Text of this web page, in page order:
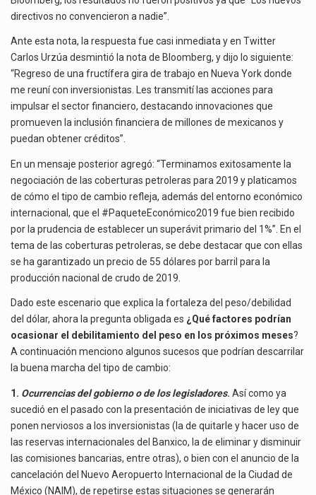
directivos no convencieron a nadie”.
Ante esta nota, la respuesta fue casi inmediata y en Twitter
Carlos Urzúa desmintió la nota de Bloomberg, y dijo lo siguiente:
“Regreso de una fructífera gira de trabajo en Nueva York donde
me reuní con inversionistas. Les transmití las acciones para
impulsar el sector financiero, destacando innovaciones que
promueven la inclusión financiera de millones de mexicanos y
puedan obtener créditos”.
En un mensaje posterior agregó: “Terminamos exitosamente la
negociación de las coberturas petroleras para 2019 y platicamos
de cómo el tipo de cambio refleja, además del entorno económico
internacional, que el #PaqueteEconómico2019 fue bien recibido
por la prudencia de establecer un superávit primario del 1%”. En el
tema de las coberturas petroleras, se debe destacar que con ellas
se ha garantizado un precio de 55 dólares por barril para la
producción nacional de crudo de 2019.
Dado este escenario que explica la fortaleza del peso/debilidad
del dólar, ahora la pregunta obligada es ¿Qué factores podrían
ocasionar el debilitamiento del peso en los próximos meses?
A continuación menciono algunos sucesos que podrían descarrilar
la buena marcha del tipo de cambio:
1. Ocurrencias del gobierno o de los legisladores. Así como ya
sucedió en el pasado con la presentación de iniciativas de ley que
ponen nerviosos a los inversionistas (la de quitarle y hacer uso de
las reservas internacionales del Banxico, la de eliminar y disminuir
las comisiones bancarias, entre otras), o bien con el anuncio de la
cancelación del Nuevo Aeropuerto Internacional de la Ciudad de
México (NAIM), de repetirse estas situaciones se generarán